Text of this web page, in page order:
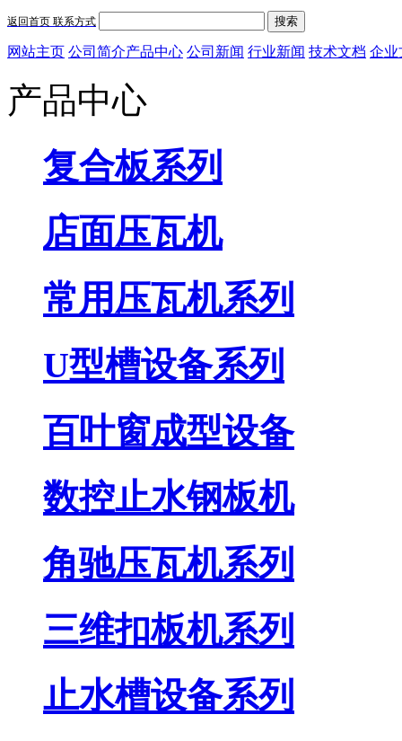
返回首页 联系方式 搜索
网站主页 公司简介产品中心 公司新闻 行业新闻 技术文档 企业
产品中心
复合板系列
店面压瓦机
常用压瓦机系列
U型槽设备系列
百叶窗成型设备
数控止水钢板机
角驰压瓦机系列
三维扣板机系列
止水槽设备系列